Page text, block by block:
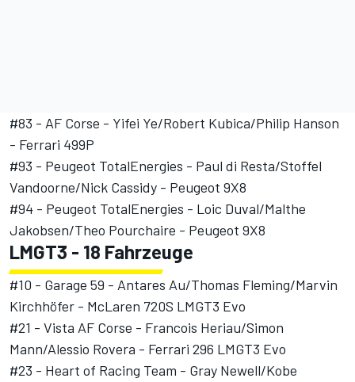
#83 - AF Corse - Yifei Ye/Robert Kubica/Philip Hanson
- Ferrari 499P
#93 - Peugeot TotalEnergies - Paul di Resta/Stoffel
Vandoorne/Nick Cassidy - Peugeot 9X8
#94 - Peugeot TotalEnergies - Loic Duval/Malthe
Jakobsen/Theo Pourchaire - Peugeot 9X8
LMGT3 - 18 Fahrzeuge
#10 - Garage 59 - Antares Au/Thomas Fleming/Marvin
Kirchhöfer - McLaren 720S LMGT3 Evo
#21 - Vista AF Corse - Francois Heriau/Simon
Mann/Alessio Rovera - Ferrari 296 LMGT3 Evo
#23 - Heart of Racing Team - Gray Newell/Kobe